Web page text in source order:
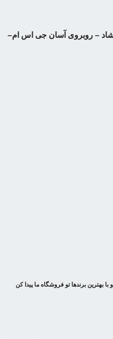
– روبروی آسان جی اس ام–
با بهترین برندها تو فروشگاه ما پیدا کن